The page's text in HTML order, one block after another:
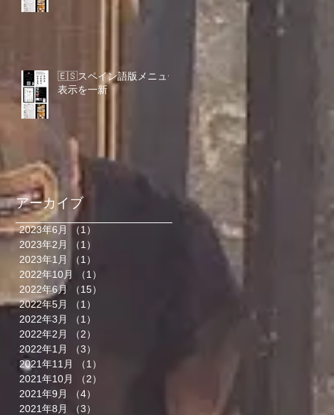
🇪🇸スペイン語版メニュー
表示を一新
アーカイブ
2023年6月 （1）
2023年2月
（1）
2023年1月
（1）
2022年10月
（1）
2022年6月
（15）
2022年5月
（1）
2022年3月
（1）
2022年2月
（2）
2022年1月
（3）
2021年11月
（1）
2021年10月
（2）
2021年9月
（4）
2021年8月
（3）